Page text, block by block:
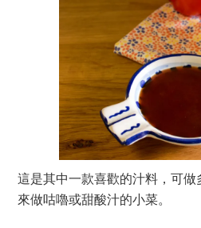
這是其中一款喜歡的汁料，可
來做咕嚕或甜酸汁的小菜。